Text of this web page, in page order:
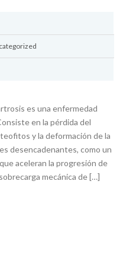
es una enfermedad
en la pérdida del
y la deformación de la
desencadenantes, como un
aceleran la progresión de
mecánica de […]